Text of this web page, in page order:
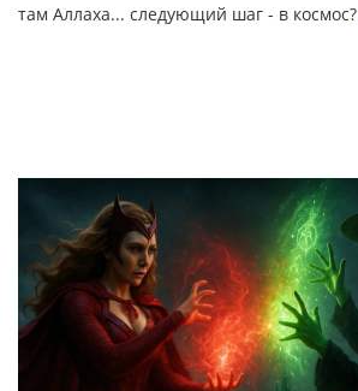
там Аллаха... следующий шаг - в космос?